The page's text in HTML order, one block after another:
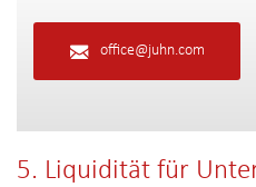
office@juhn.com
5. Liquidität für